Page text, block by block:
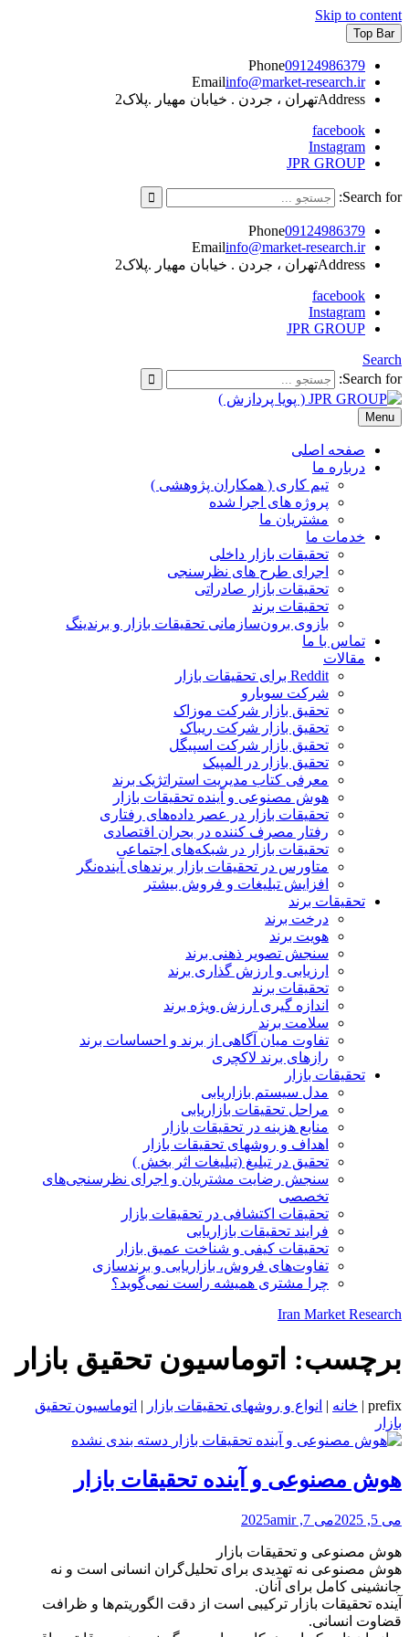
Skip to content
Top Bar
Phone09124986379
Emailinfo@market-research.ir
Addressتهران ، جردن . خیابان مهیار .پلاک2
facebook
Instagram
JPR GROUP
Search for:
Phone09124986379
Emailinfo@market-research.ir
Addressتهران ، جردن . خیابان مهیار .پلاک2
facebook
Instagram
JPR GROUP
Search
Search for:
JPR GROUP ( پویا پردازش )
تحقیقات بازار و برند
Menu
صفحه اصلی
درباره ما
تیم کاری ( همکاران پژوهشی )
پروژه های اجرا شده
مشتریان ما
خدمات ما
تحقیقات بازار داخلی
اجرای طرح های نظرسنجی
تحقیقات بازار صادراتی
تحقیقات برند
بازوی برون‌سازمانی تحقیقات بازار و برندینگ
تماس با ما
مقالات
Reddit برای تحقیقات بازار
شرکت سوبارو
تحقیق بازار شرکت موزاک
تحقیق بازار شرکت ریباک
تحقیق بازار شرکت اسپیگل
تحقیق بازار در المپیک
معرفی کتاب مدیریت استراتژیک برند
هوش مصنوعی و آینده تحقیقات بازار
تحقیقات بازار در عصر داده‌های رفتاری
رفتار مصرف کننده در بحران اقتصادی
تحقیقات بازار در شبکه‌های اجتماعی
متاورس در تحقیقات بازار برندهای آینده‌نگر
افزایش تبلیغات و فروش بیشتر
تحقیقات برند
درخت برند
هویت برند
سنجش تصویر ذهنی برند
ارزیابی و ارزش گذاری برند
تحقیقات برند
اندازه گیری ارزش ویژه برند
سلامت برند
تفاوت میان آگاهی از برند و احساسات برند
رازهای برند لاکچری
تحقیقات بازار
مدل سیستم بازاریابی
مراحل تحقیقات بازاریابی
منابع هزینه در تحقیقات بازار
اهداف و روشهای تحقیقات بازار
تحقیق در تبلیغ (تبلیغات اثر بخش )
سنجش رضایت مشتریان و اجرای نظرسنجی‌های
تخصصی
تحقیقات اکتشافی در تحقیقات بازار
فرایند تحقیقات بازاریابی
تحقیقات کیفی و شناخت عمیق بازار
تفاوت‌های فروش، بازاریابی و برندسازی
چرا مشتری همیشه راست نمی‌گوید؟
Iran Market Research
برچسب: اتوماسیون تحقیق بازار
prefix
| خانه | انواع و روشهای تحقیقات بازار | اتوماسیون تحقیق
بازار
دسته بندی نشده
هوش مصنوعی و آینده تحقیقات بازار
می 5, 2025 می 7, 2025 amir
هوش مصنوعی و تحقیقات بازار
هوش مصنوعی نه تهدیدی برای تحلیل‌گران انسانی است و نه
جانشینی کامل برای آنان.
آینده تحقیقات بازار ترکیبی است از دقت الگوریتم‌ها و ظرافت
قضاوت انسانی.